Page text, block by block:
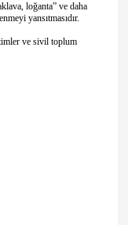
loğanta” ve daha
yansıtmasıdır.
ve sivil toplum